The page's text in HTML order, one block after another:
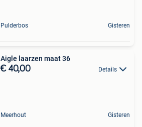
Pulderbos Gisteren
Aigle laarzen maat 36
€ 40,00 Details
Meerhout Gisteren